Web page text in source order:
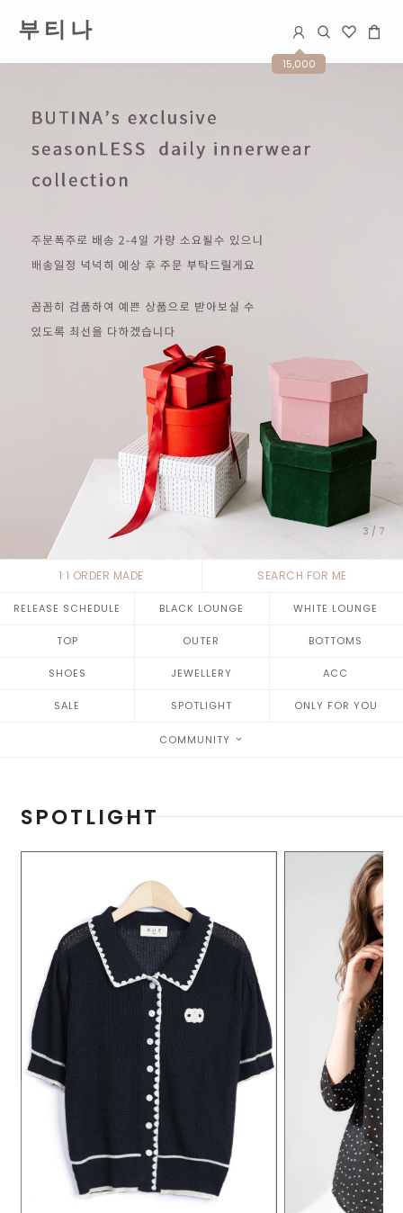
부 티 나
15,000
4 / 7
1:1 ORDER MADE SEARCH FOR ME
RELEASE SCHEDULE BLACK LOUNGE WHITE LOUNGE
TOP OUTER BOTTOMS
SHOES JEWELLERY ACC
SALE SPOTLIGHT ONLY FOR YOU
COMMUNITY
SPOTLIGHT